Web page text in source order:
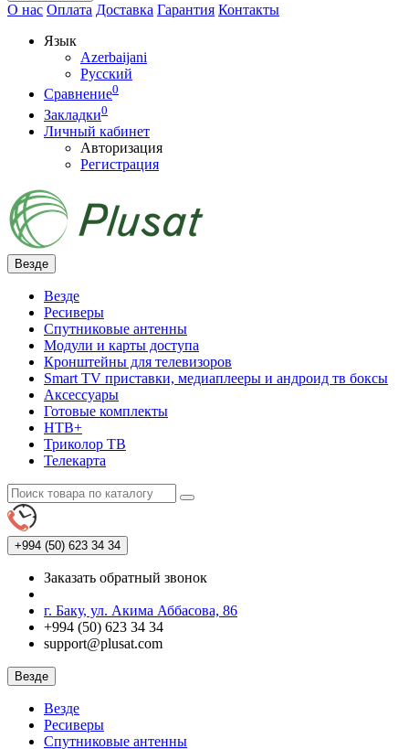
О нас Оплата Доставка Гарантия Контакты
Язык
Azerbaijani
Русский
Сравнение0
Закладки0
Личный кабинет
Авторизация
Регистрация
Везде
Везде
Ресиверы
Спутниковые антенны
Модули и карты доступа
Кронштейны для телевизоров
Smart TV приставки, медиаплееры и андроид тв боксы
Аксессуары
Готовые комплекты
НТВ+
Триколор ТВ
Телекарта
+994 (50) 623 34 34
Заказать обратный звонок
г. Баку, ул. Акима Аббасова, 86
+994 (50) 623 34 34
support@plusat.com
Везде
Везде
Ресиверы
Спутниковые антенны